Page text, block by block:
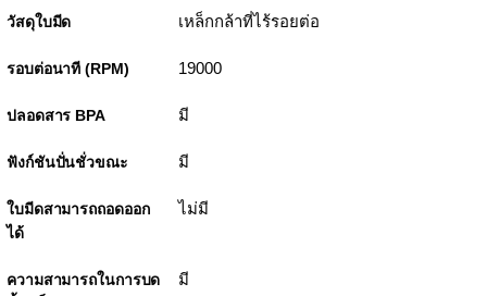
วัสดุใบมีด เหล็กกล้าที่ไร้รอยต่อ
รอบต่อนาที (RPM) 19000
ปลอดสาร BPA มี
ฟังก์ชันปั่นชั่วขณะ มี
ใบมีดสามารถถอดออก
ได้
ไม่มี
ความสามารถในการบด
มี